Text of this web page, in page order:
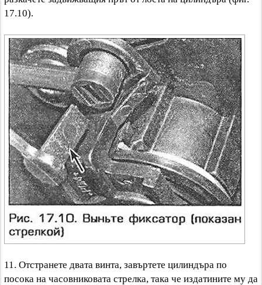
17.10).
11. Отстранете двата винта, завъртете цилиндъра по
посока на часовниковата стрелка, така че издатините му да